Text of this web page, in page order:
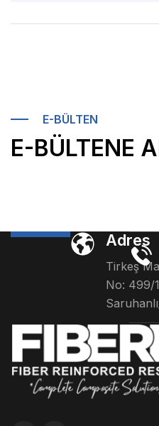
E-BÜLTEN
E-BÜLTENE
Adres
Tirkeş
No: 499/